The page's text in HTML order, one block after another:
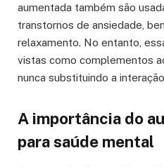
aumentada também são
transtornos de ansiedade,
relaxamento. No entanto,
vistas como complementos
nunca substituindo a
A importância do
para saúde mental